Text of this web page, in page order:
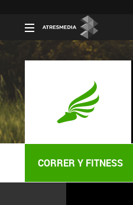
CORRER Y FITNESS